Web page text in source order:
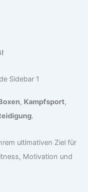
, Kampfsport,
.
ultimativen Ziel für
Motivation und